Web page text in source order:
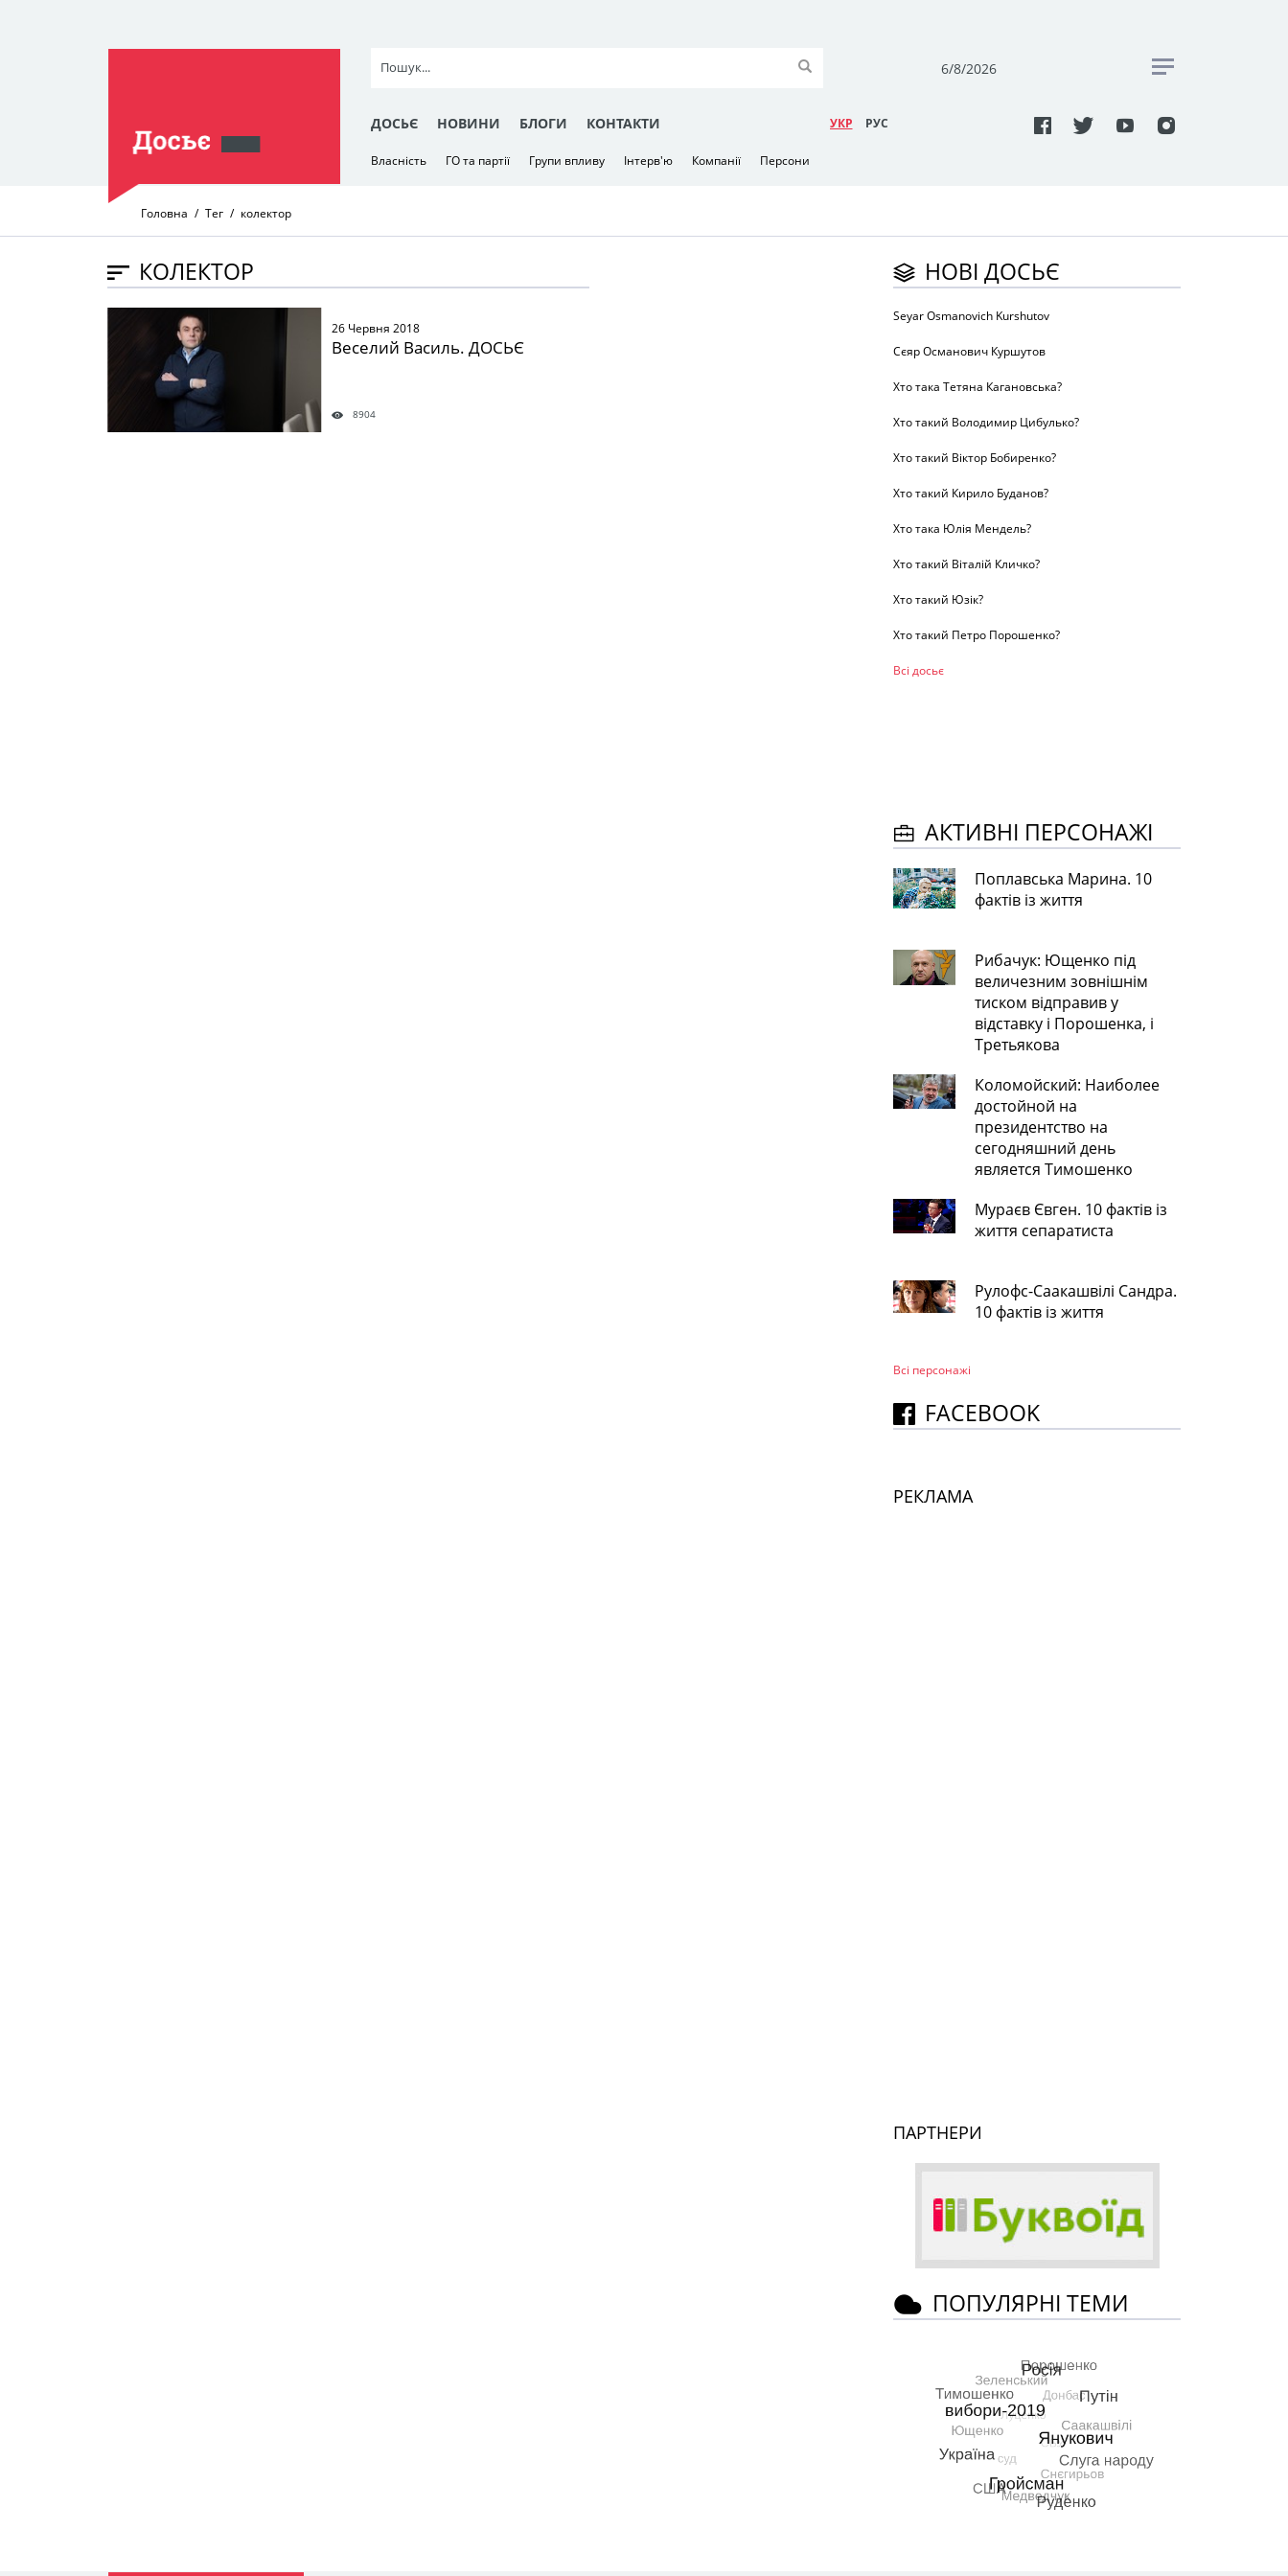
6/8/2026
ДОСЬЄ НОВИНИ БЛОГИ КОНТАКТИ УКР РУC
Власність ГО та партії Групи впливу Інтерв'ю Компанії Персони
Головна Тег колектор
КОЛЕКТОР
26 Червня 2018
Веселий Василь. ДОСЬЄ
8904
НОВІ ДОСЬЄ
Seyar Osmanovich Kurshutov
Сєяр Османович Куршутов
Хто така Тетяна Кагановська?
Хто такий Володимир Цибулько?
Хто такий Віктор Бобиренко?
Хто такий Кирило Буданов?
Хто така Юлія Мендель?
Хто такий Віталій Кличко?
Хто такий Юзік?
Хто такий Петро Порошенко?
Всі досьє
АКТИВНІ ПЕРСОНАЖІ
Поплавська Марина. 10
фактів із життя
Рибачук: Ющенко під
величезним зовнішнім
тиском відправив у
відставку і Порошенка, і
Третьякова
Коломойский: Наиболее
достойной на
президентство на
сегодняшний день
является Тимошенко
Мураєв Євген. 10 фактів із
життя сепаратиста
Рулофс-Саакашвілі Сандра.
10 фактів із життя
Всі персонажi
FACEBOOK
РЕКЛАМА
ПАРТНЕРИ
ПОПУЛЯРНІ ТЕМИ